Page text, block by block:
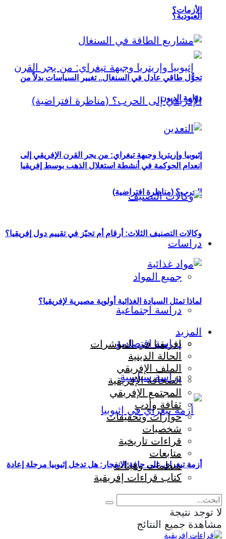
العبودية؟
إثيوبيا وإريتريا وجبهة تيغراي: من يجر القرن الإفريقي إلى
الحرب؟ (مناظرة افتراضية)
دراسات
جميع المواد
دراسة اجتماعية
دراسة اقتصادية
دراسة سياسية
أزمة تيغراي على حافة الانفجار: هل تدخل إثيوبيا مرحلة إعادة
إنتاج الحرب؟
الأزمات؟
تحوُّل طاقي عادل في السنغال.. تغيير السياسات بدلاً من
دوّامة الديون
انعدام الحوكمة في أنشطة استغلال الذهب بوسط إفريقيا
وكالات التصنيف الثلاث: أرقام أم تحيّز في تقييم دول إفريقيا؟
لماذا تمثل السيادة الغذائية أولوية مصيرية لإفريقيا؟
المزيد
إفريقيا في المؤشرات
الحالة الدينية
الملف الإفريقي
الصحافة الإفريقية
المجتمع الإفريقي
ثقافة وأدب
حوارات وتحقيقات
شخصيات
قراءات تاريخية
متابعات
منظمات وهيئات
كتاب قراءات إفريقية
لا توجد نتيجة
مشاهدة جميع النتائج